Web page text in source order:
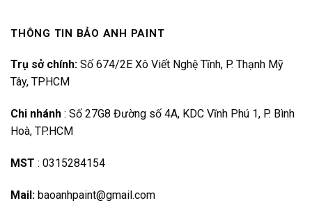
THÔNG TIN BẢO ANH PAINT
Trụ sở chính: Số 674/2E Xô Viết Nghệ Tĩnh, P. Thạnh Mỹ
Tây, TPHCM
Chi nhánh : Số 27G8 Đường số 4A, KDC Vĩnh Phú 1, P. Bình
Hoà, TP.HCM
MST : 0315284154
Mail: baoanhpaint@gmail.com